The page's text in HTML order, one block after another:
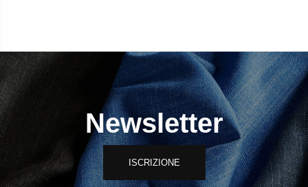
Newsletter
ISCRIZIONE